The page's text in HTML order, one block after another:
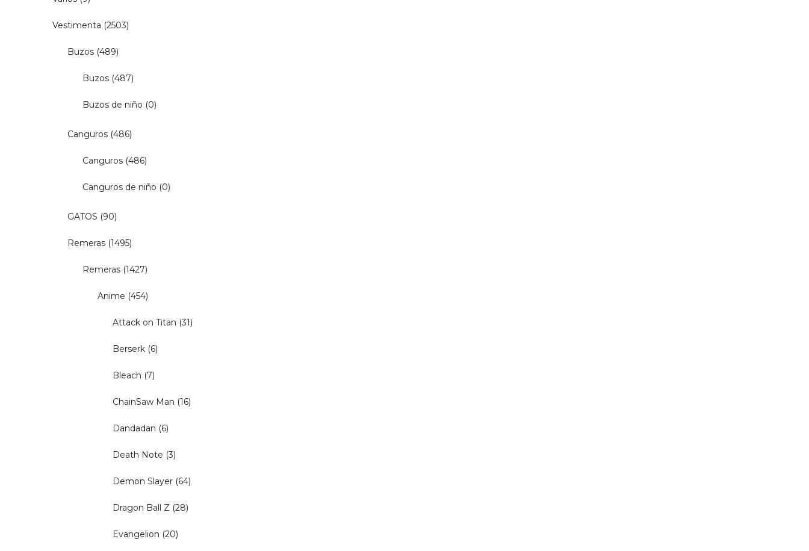
Vestimenta (2503)
Buzos (489)
Buzos (487)
Buzos de niño (0)
Canguros (486)
Canguros (486)
Canguros de niño (0)
GATOS (90)
Remeras (1495)
Remeras (1427)
Anime (454)
Attack on Titan (31)
Berserk (6)
Bleach (7)
ChainSaw Man (16)
Dandadan (6)
Death Note (3)
Demon Slayer (64)
Dragon Ball Z (28)
Evangelion (20)